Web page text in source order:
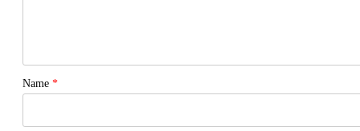
Name *